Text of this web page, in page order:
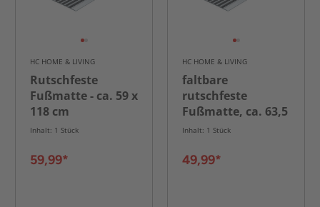
HC HOME & LIVING
Rutschfeste
Fußmatte - ca. 59 x
118 cm
Inhalt: 1 Stück
59,99*
HC HOME & LIVING
faltbare
rutschfeste
Fußmatte, ca. 63,5
x 90 cm
Inhalt: 1 Stück
49,99*